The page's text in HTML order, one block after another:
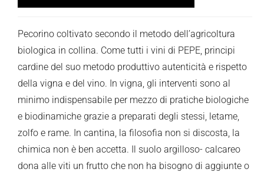
Pecorino coltivato secondo il metodo dell’agricoltura
biologica in collina. Come tutti i vini di PEPE, principi
cardine del suo metodo produttivo autenticità e rispetto
della vigna e del vino. In vigna, gli interventi sono al
minimo indispensabile per mezzo di pratiche biologiche
e biodinamiche grazie a preparati degli stessi, letame,
zolfo e rame. In cantina, la filosofia non si discosta, la
chimica non è ben accetta. Il suolo argilloso- calcareo
dona alle viti un frutto che non ha bisogno di aggiunte o